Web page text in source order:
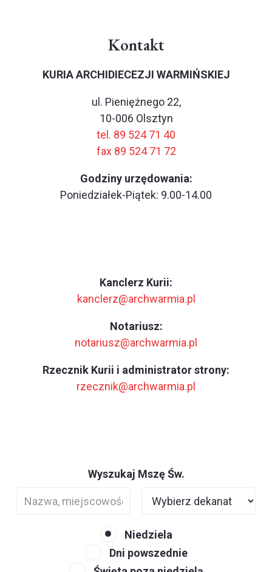
Kontakt
KURIA ARCHIDIECEZJI WARMIŃSKIEJ
ul. Pieniężnego 22,
10-006 Olsztyn
tel. 89 524 71 40
fax 89 524 71 72
Godziny urzędowania:
Poniedziałek-Piątek: 9.00-14.00
Kanclerz Kurii:
kanclerz@archwarmia.pl
Notariusz:
notariusz@archwarmia.pl
Rzecznik Kurii i administrator strony:
rzecznik@archwarmia.pl
Wyszukaj Mszę Św.
Niedziela
Dni powszednie